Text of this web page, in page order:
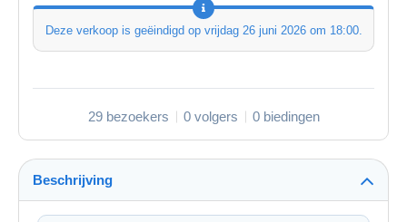
Deze verkoop is geëindigd op vrijdag 26 juni 2026 om 18:00.
29 bezoekers 0 volgers 0 biedingen
Beschrijving